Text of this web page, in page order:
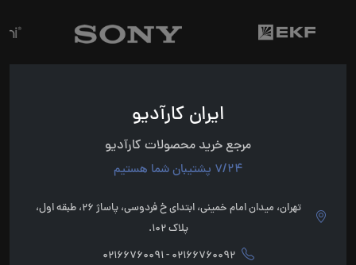
ایران کارآدیو
مرجع خرید محصولات کارآدیو
7/24 پشتیبان شما هستیم
تهران، میدان امام خمینی، ابتدای خ فردوسی، پاساژ 26، طبقه اول،
پلاک 102.
02166760092 - 02166760091